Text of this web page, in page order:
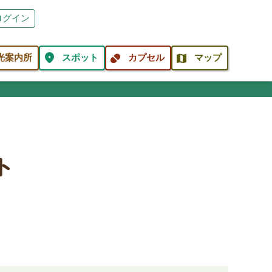
グイン
案内所 location_on スポット pill カプセル map マップ